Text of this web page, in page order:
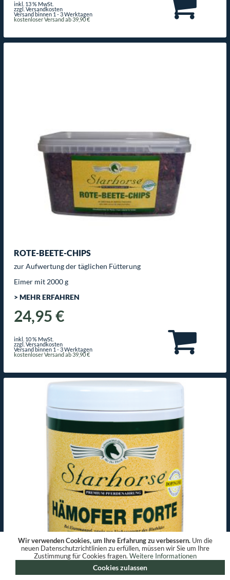
Wir verwenden Cookies, um Ihre Erfahrung zu verbessern. Um die
neuen Datenschutzrichtlinien zu erfüllen, müssen wir Sie um Ihre
Zustimmung für Cookies fragen. Weitere Informationen
Cookies zulassen
inkl. 13 % MwSt.
zzgl. Versandkosten
Versand binnen 1 - 3 Werktagen
kostenloser Versand ab 39,90 €
ROTE-BEETE-CHIPS
zur Aufwertung der täglichen Fütterung
Eimer mit 2000 g
> MEHR ERFAHREN
24,95 €
inkl. 10 % MwSt.
zzgl. Versandkosten
Versand binnen 1 - 3 Werktagen
kostenloser Versand ab 39,90 €